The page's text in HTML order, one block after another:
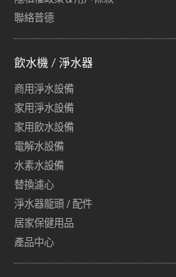
聯絡普德
飲水機 / 淨水器
商用淨水設備
家用淨水設備
家用飲水設備
電解水設備
水素水設備
替換濾心
淨水器龍頭 / 配件
居家保健用品
產品中心